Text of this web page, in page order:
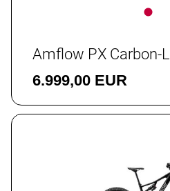
Amflow PX Carbon-L
6.999,00 EUR